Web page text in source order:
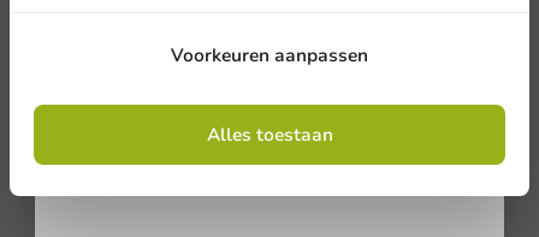
Voorkeuren aanpassen
Alles toestaan
Aanmelden
Door je in te schrijven, ga je akkoord met de
algemene voorwaarden